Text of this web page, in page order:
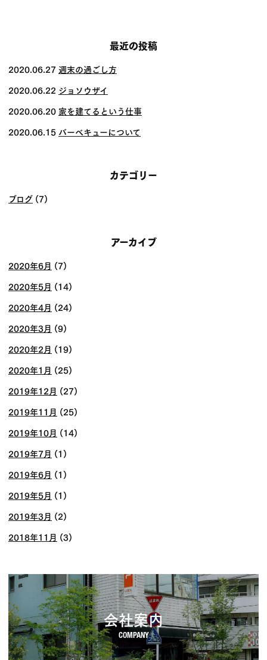
ゲー
ショ
ン
最近の投稿
2020.06.27 週末の過ごし方
2020.06.22 ジョソウザイ
2020.06.20 家を建てるという仕事
2020.06.15 バーベキューについて
カテゴリー
ブログ (7)
アーカイブ
2020年6月 (7)
2020年5月 (14)
2020年4月 (24)
2020年3月 (9)
2020年2月 (19)
2020年1月 (25)
2019年12月 (27)
2019年11月 (25)
2019年10月 (14)
2019年7月 (1)
2019年6月 (1)
2019年5月 (1)
2019年3月 (2)
2018年11月 (3)
会社案内